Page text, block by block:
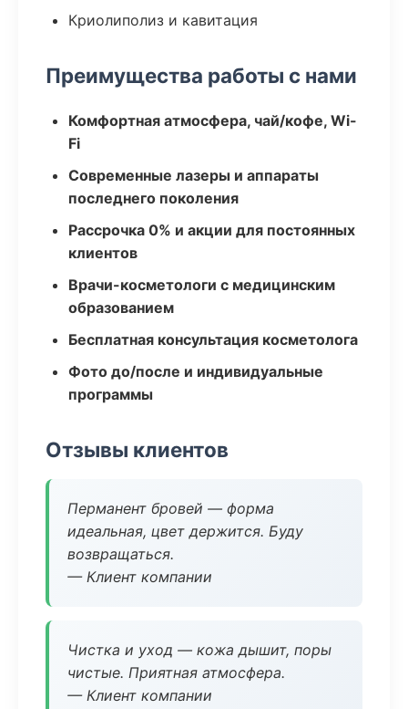
Криолиполиз и кавитация
Преимущества работы с нами
Комфортная атмосфера, чай/кофе, Wi-
Fi
Современные лазеры и аппараты
последнего поколения
Рассрочка 0% и акции для постоянных
клиентов
Врачи-косметологи с медицинским
образованием
Бесплатная консультация косметолога
Фото до/после и индивидуальные
программы
Отзывы клиентов
Перманент бровей — форма
идеальная, цвет держится. Буду
возвращаться.
— Клиент компании
Чистка и уход — кожа дышит, поры
чистые. Приятная атмосфера.
— Клиент компании